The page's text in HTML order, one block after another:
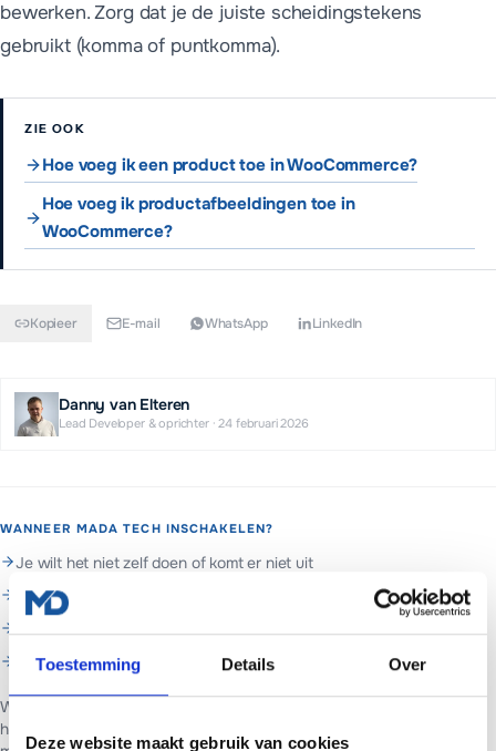
Toestemming Details Over
Deze website maakt gebruik van cookies
bewerken. Zorg dat je de juiste scheidingstekens
gebruikt (komma of puntkomma).
ZIE OOK
Hoe voeg ik een product toe in WooCommerce?
Hoe voeg ik productafbeeldingen toe in
WooCommerce?
Kopieer E-mail WhatsApp LinkedIn
Danny van Elteren
Lead Developer & oprichter·24 februari 2026
WANNEER MADA TECH INSCHAKELEN?
Je wilt het niet zelf doen of komt er niet uit
Je wilt het in een keer goed laten regelen
Je wilt doorlopend beheer en support
Je wilt hulp met woocommerce
Web- en marketingpartner in Assen. Websites voor ondernemers in
heel Nederland.